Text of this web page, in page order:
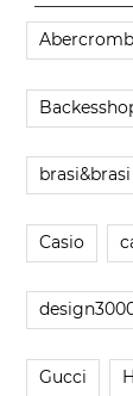
brasi&brasi
Casio
Gucci